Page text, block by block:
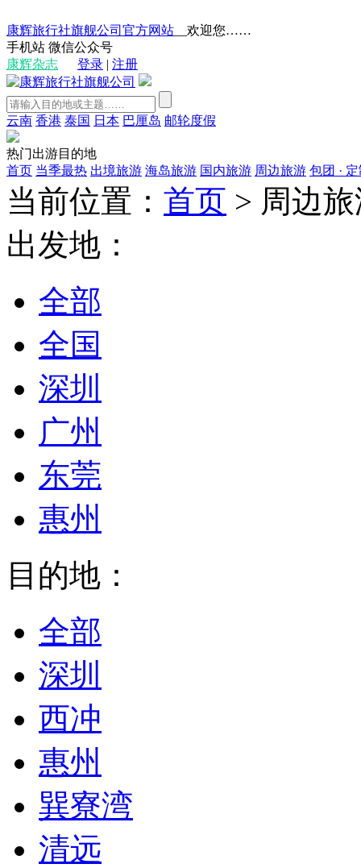
康辉旅行社旗舰公司官方网站 __欢迎您……
手机站 微信公众号
康辉杂志
登录 | 注册
云南 香港 泰国 日本 巴厘岛 邮轮度假
热门出游目的地
首页 当季最热 出境旅游 海岛旅游 国内旅游 周边旅游 包团 ·
当前位置： 首页 > 周边
出发地：
全部
全国
深圳
广州
东莞
惠州
目的地：
全部
深圳
西冲
惠州
巽寮湾
清远